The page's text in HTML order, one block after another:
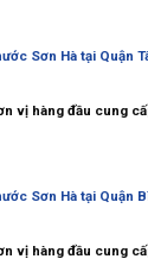
Sơn Hà tại Quận
vị hàng đầu cung
Sơn Hà tại Quận
vị hàng đầu cung